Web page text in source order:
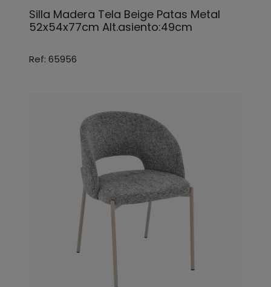
Silla Madera Tela Beige Patas Metal
52x54x77cm Alt.asiento:49cm
Ref: 65956